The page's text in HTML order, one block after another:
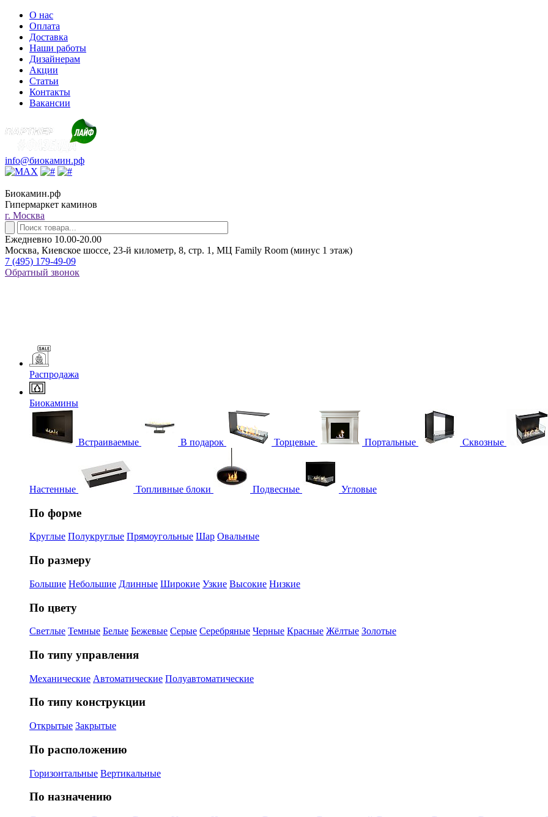
О нас
Оплата
Доставка
Наши работы
Дизайнерам
Акции
Статьи
Контакты
Вакансии
info@биокамин.рф
Биокамин.рф
Гипермаркет каминов
г. Москва
Ежедневно 10.00-20.00
Москва, Киевское шоссе, 23-й километр, 8, стр. 1, МЦ Family Room (минус 1 этаж)
7 (495) 179-49-09
Обратный звонок
Распродажа
Биокамины
Встраиваемые В подарок Торцевые Портальные Сквозные
Настенные Топливные блоки Подвесные Угловые
По форме
Круглые Полукруглые Прямоугольные Шар Овальные
По размеру
Большие Небольшие Длинные Широкие Узкие Высокие Низкие
По цвету
Светлые Темные Белые Бежевые Серые Серебряные Черные Красные Жёлтые Золотые
По типу управления
Механические Автоматические Полуавтоматические
По типу конструкции
Открытые Закрытые
По расположению
Горизонтальные Вертикальные
По назначению